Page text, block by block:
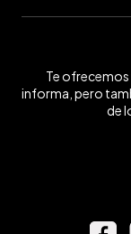
Te
informa, pero
de